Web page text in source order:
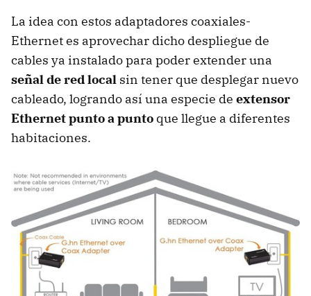
La idea con estos adaptadores coaxiales-
Ethernet es aprovechar dicho despliegue de
cables ya instalado para poder extender una
señal de red local sin tener que desplegar nuevo
cableado, logrando así una especie de extensor
Ethernet punto a punto que llegue a diferentes
habitaciones.